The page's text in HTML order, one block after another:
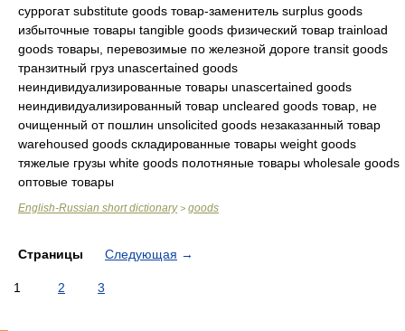
суррогат substitute goods товар-заменитель surplus goods
избыточные товары tangible goods физический товар trainload
goods товары, перевозимые по железной дороге transit goods
транзитный груз unascertained goods
неиндивидуализированные товары unascertained goods
неиндивидуализированный товар uncleared goods товар, не
очищенный от пошлин unsolicited goods незаказанный товар
warehoused goods складированные товары weight goods
тяжелые грузы white goods полотняные товары wholesale goods
оптовые товары
English-Russian short dictionary> goods
Страницы Следующая →
1 2 3